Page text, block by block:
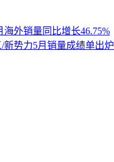
外销量同比增长46.75%
新势力5月销量成绩单出炉